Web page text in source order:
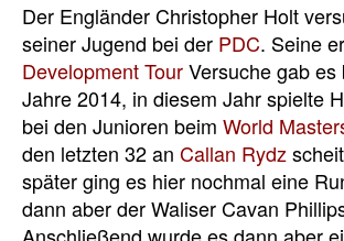
Der Engländer Christopher Holt
seiner Jugend bei der PDC. Seine
Development TourVersuche gab es
Jahre 2014, in diesem Jahr spielte
bei den Junioren beim World
den letzten 32 an Callan Rydz
später ging es hier nochmal eine
dann aber der Waliser Cavan